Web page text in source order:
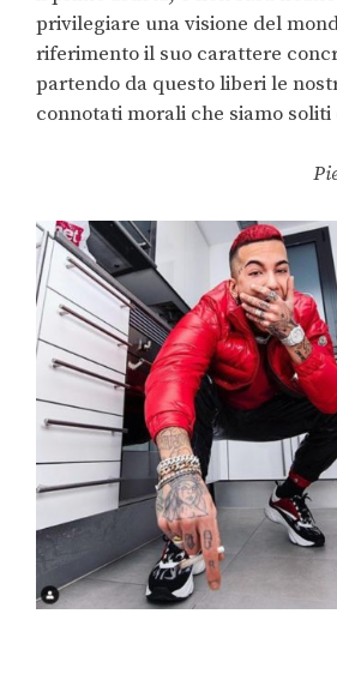
privilegiare una visione del
riferimento il suo carattere
partendo da questo liberi le
connotati morali che siamo